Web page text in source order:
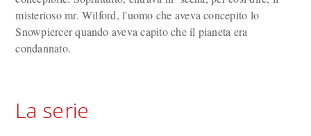
misterioso mr. Wilford, l'uomo che aveva concepito lo
Snowpiercer quando aveva capito che il pianeta era
condannato.
La serie